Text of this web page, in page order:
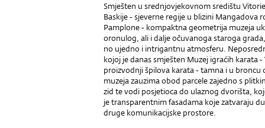
Smješten u srednjovjekovnom središtu
Baskije - sjeverne regije u blizini Mangadova
Pamplone - kompaktna geometrija muzeja
oronulog, ali i dalje očuvanoga staroga
no ujedno i intrigantnu atmosferu.
kojoj je danas smješten Muzej igraćih karata
proizvodnji špilova karata - tamna i u
muzeja zauzima obod parcele zajedno s
zid te vodi posjetioca do ulaznog dvorišta,
je transparentnim fasadama koje zatvaraju
druge komunikacijske prostore.